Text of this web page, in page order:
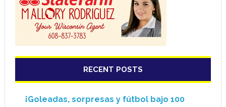
RECENT POSTS
¡Goleadas, sorpresas y fútbol bajo 100